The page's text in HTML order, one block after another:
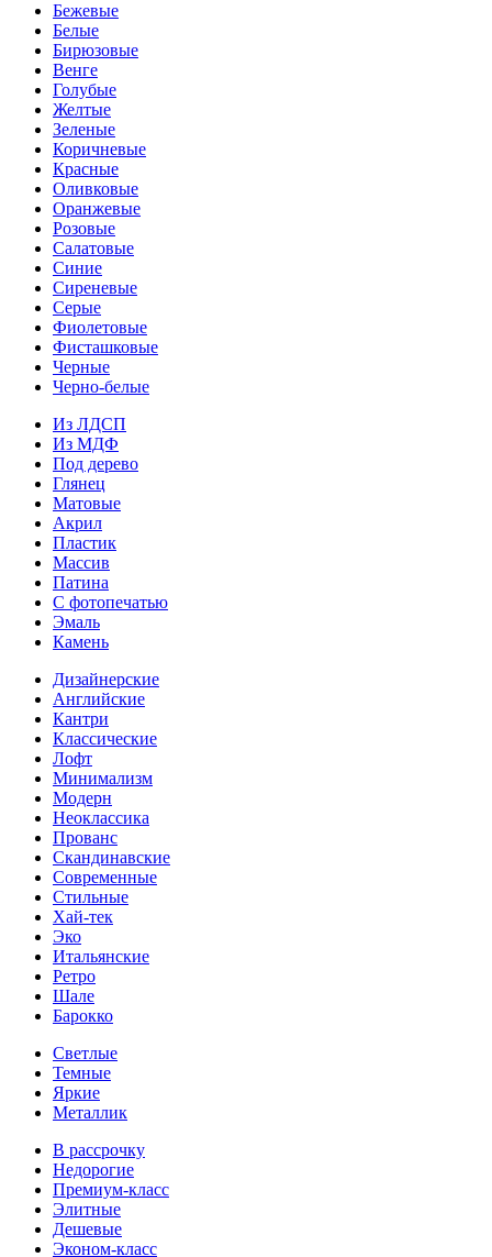
Бежевые
Белые
Бирюзовые
Венге
Голубые
Желтые
Зеленые
Коричневые
Красные
Оливковые
Оранжевые
Розовые
Салатовые
Синие
Сиреневые
Серые
Фиолетовые
Фисташковые
Черные
Черно-белые
Из ЛДСП
Из МДФ
Под дерево
Глянец
Матовые
Акрил
Пластик
Массив
Патина
С фотопечатью
Эмаль
Камень
Дизайнерские
Английские
Кантри
Классические
Лофт
Минимализм
Модерн
Неоклассика
Прованс
Скандинавские
Современные
Стильные
Хай-тек
Эко
Итальянские
Ретро
Шале
Барокко
Светлые
Темные
Яркие
Металлик
В рассрочку
Недорогие
Премиум-класс
Элитные
Дешевые
Эконом-класс